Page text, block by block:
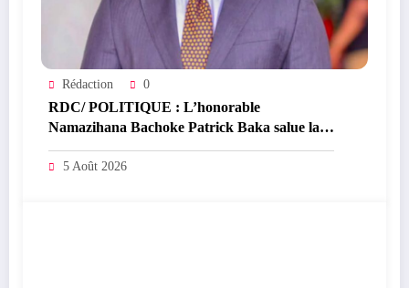
Rédaction 0
RDC/ POLITIQUE : L’honorable
Namazihana Bachoke Patrick Baka salue la
suspension de l’arrêté interministériel sur
l’économie numérique
5 Août 2026